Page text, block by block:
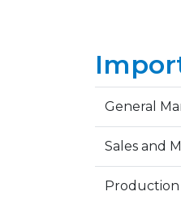
General
Sales and